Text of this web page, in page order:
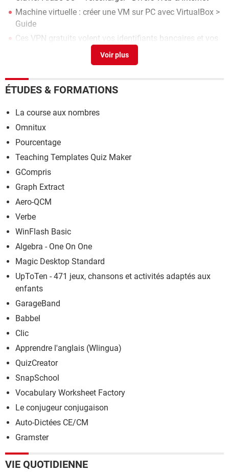
Machine virtuelle : créer une VM sur PC avec VirtualBox >
Guide
Ces VPN gratuits volent vos identifiants bancaires et vos
Clavier à la fenêtre d'ouverture de session
Forum MacOS
ÉTUDES & FORMATIONS
La course aux nombres
Omnitux
Pourcentage
Teaching Templates Quiz Maker
GCompris
Graph Extract
Aero-QCM
Verbe
WinFlash Basic
Algebra - One On One
Magic Desktop Standard
UpToTen - 471 jeux, chansons et activités adaptés aux
enfants
GarageBand
Babbel
Clic
Apprendre l'anglais (Wlingua)
QuizCreator
SnapSchool
Vocabulary Worksheet Factory
Le conjugeur conjugaison
Auto-Dictées CE/CM
Gramster
VIE QUOTIDIENNE